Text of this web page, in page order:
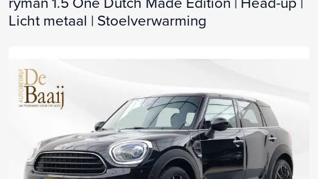
Licht metaal | Stoelverwarming